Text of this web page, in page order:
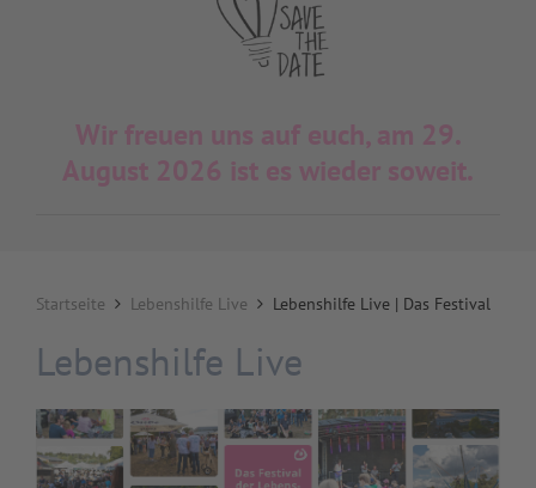
Wir freuen uns auf euch, am 29.
August 2026 ist es wieder soweit.
Startseite Lebenshilfe Live Lebenshilfe Live | Das Festival
Lebenshilfe Live